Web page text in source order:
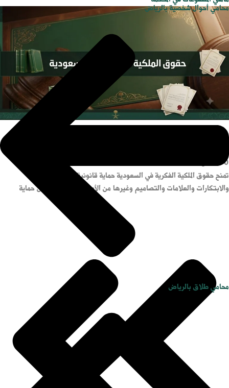
محامي أحوال شخصية بالرياض
محامي طلاق بالرياض
حقوق الملكية الفكرية في السعودية
8:00 ص
تمنح حقوق الملكية الفكرية في السعودية حماية قانونية للأعمال الإبداعية
والابتكارات والعلامات والتصاميم وغيرها من الأصول غير المادية. لكن حماية